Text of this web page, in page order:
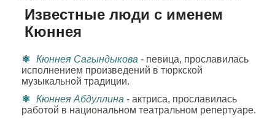
Известные люди с именем
Кюннея
Кюннея Сагындыкова - певица, прославилась
исполнением произведений в тюркской
музыкальной традиции.
Кюннея Абдуллина - актриса, прославилась
работой в национальном театральном репертуаре.